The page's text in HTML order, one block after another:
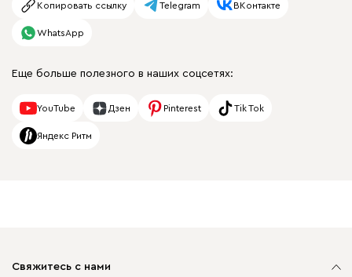
Копировать ссылку Telegram ВКонтакте
WhatsApp
Еще больше полезного в наших соцсетях:
YouTube Дзен Pinterest Tik Tok
Яндекс Ритм
Свяжитесь с нами